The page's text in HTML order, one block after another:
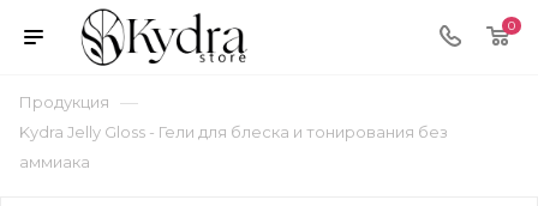
0
Продукция —
Kydra Jelly Gloss - Гели для блеска и тонирования без
аммиака